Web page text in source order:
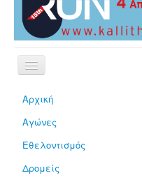
Αρχική
Αγώνες
Εθελοντισμός
Δρομείς